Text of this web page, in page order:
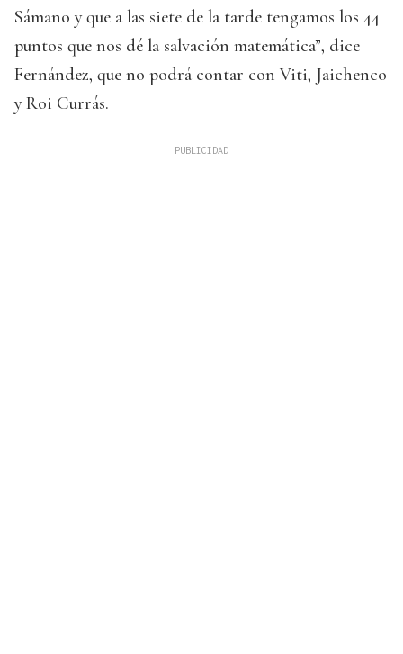
Sámano y que a las siete de la tarde tengamos los 44
puntos que nos dé la salvación matemática”, dice
Fernández, que no podrá contar con Viti, Jaichenco
y Roi Currás.